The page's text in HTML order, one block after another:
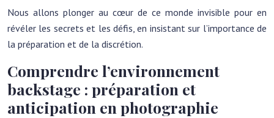
Nous allons plonger au cœur de ce monde invisible pour en
révéler les secrets et les défis, en insistant sur l’importance de
la préparation et de la discrétion.
Comprendre l’environnement
backstage : préparation et
anticipation en photographie